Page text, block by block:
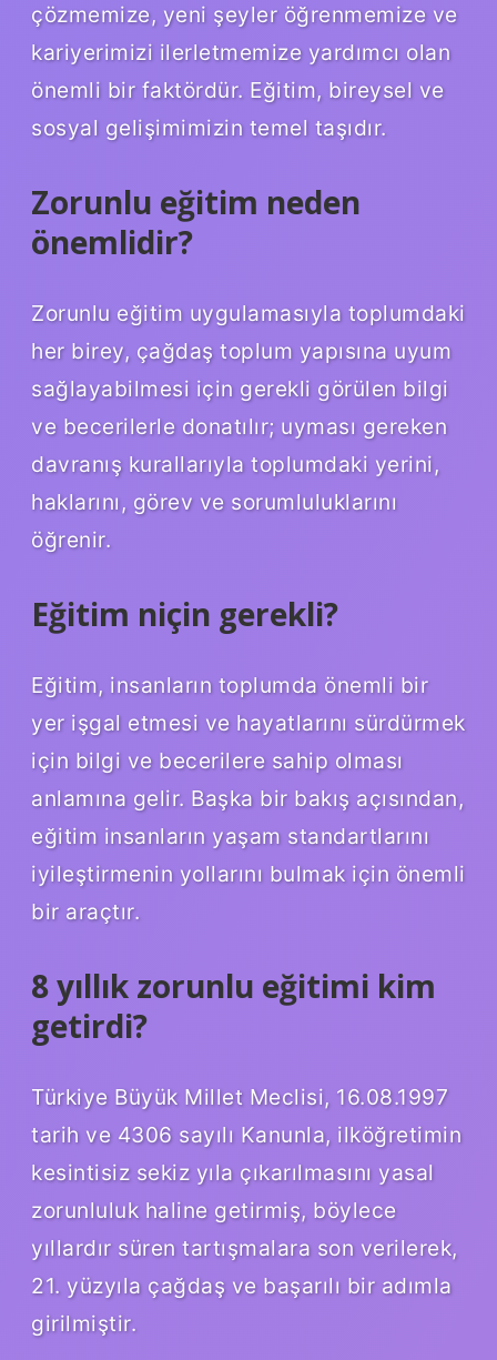
çözmemize, yeni şeyler öğrenmemize ve
kariyerimizi ilerletmemize yardımcı olan
önemli bir faktördür. Eğitim, bireysel ve
sosyal gelişimimizin temel taşıdır.
Zorunlu eğitim neden
önemlidir?
Zorunlu eğitim uygulamasıyla toplumdaki
her birey, çağdaş toplum yapısına uyum
sağlayabilmesi için gerekli görülen bilgi
ve becerilerle donatılır; uyması gereken
davranış kurallarıyla toplumdaki yerini,
haklarını, görev ve sorumluluklarını
öğrenir.
Eğitim niçin gerekli?
Eğitim, insanların toplumda önemli bir
yer işgal etmesi ve hayatlarını sürdürmek
için bilgi ve becerilere sahip olması
anlamına gelir. Başka bir bakış açısından,
eğitim insanların yaşam standartlarını
iyileştirmenin yollarını bulmak için önemli
bir araçtır.
8 yıllık zorunlu eğitimi kim
getirdi?
Türkiye Büyük Millet Meclisi, 16.08.1997
tarih ve 4306 sayılı Kanunla, ilköğretimin
kesintisiz sekiz yıla çıkarılmasını yasal
zorunluluk haline getirmiş, böylece
yıllardır süren tartışmalara son verilerek,
21. yüzyıla çağdaş ve başarılı bir adımla
girilmiştir.